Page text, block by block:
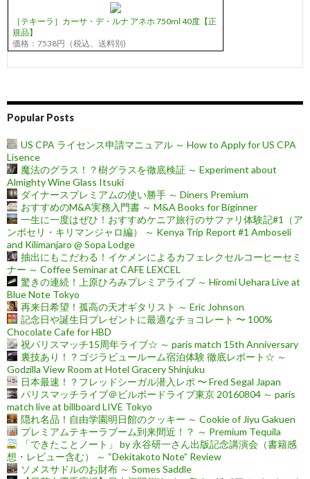
［テキーラ］カーサ・デ・ルナ アネホ 750ml 40度【正
規品】
価格：7538円（税込、送料別)
Popular Posts
US CPA ライセンス申請マニュアル ～ How to Apply for US CPA
Lisence
魔法のグラス！？樹グラスを徹底検証 ～ Experiment about
Almighty Wine Glass Itsuki
ダイナースプレミアムの使い勝手 ～ Diners Premium
おすすめのM&A実務入門書 ～ M&A Books for Biginner
一生に一度はぜひ！おすすめケニア旅行のサファリ体験記#1（ア
ンボセリ・キリマンジャロ編） ～ Kenya Trip Report #1 Amboseli
and Kilimanjaro @ Sopa Lodge
抽出にもこだわる！イケメンによるカフェレクセルコーヒーセミ
ナー ～ Coffee Seminar at CAFE LEXCEL
驚きの連続！上原ひろみプレミアライブ ～ Hiromi Uehara Live at
Blue Note Tokyo
再来日希望！孤高の天才ギタリスト ～ Eric Johnson
記念日や誕生日プレゼントに最適なチョコレート 〜 100%
Chocolate Cafe for HBD
祝パリスマッチ15周年ライブ☆ ～ paris match 15th Anniversary
裏技あり！？ゴジラビュールーム宿泊体験 徹底レポート☆ ～
Godzilla View Room at Hotel Gracery Shinjuku
日本最速！？フレッドシーガル潜入レポ 〜 Fred Segal Japan
パリスマッチライブ＠ビルボードライブ東京 20160804 ～ paris
match live at billboard LIVE Tokyo
隠れ名品！自由学園明日館のクッキー ～ Cookie of Jiyu Gakuen
プレミアムテキーラブーム到来間近！？ ～ Premium Tequila
「できたことノート」 by 永谷研一さん出版記念講演会（書籍感
想・レビュー含む） ～ “Dekitakoto Note” Review
ソメスサドルのお財布 ～ Somes Saddle